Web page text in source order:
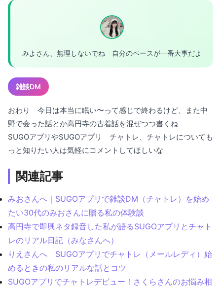
みよさん、無理しないでね 自分のペースが一番大事だよ
雑談DM
おわり 今日は本当に眠い〜って感じで終わるけど、また中
野で会った話とか高円寺の古着話を混ぜつつ書くね
SUGOアプリやSUGOアプリ チャトレ、チャトレについても
っと知りたい人は気軽にコメントしてほしいな
関連記事
みおさんへ｜SUGOアプリで雑談DM（チャトレ）を始め
たい30代のみおさんに贈る私の体験談
高円寺で即興ネタ録音した私が語るSUGOアプリとチャト
レのリアル日記（みなさんへ）
りえさんへ SUGOアプリでチャトレ（メールレディ）始
めるときの私のリアルな話とコツ
SUGOアプリでチャトレデビュー！さくらさんのお悩み相